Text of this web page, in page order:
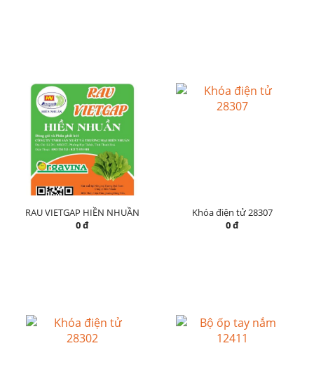
RAU VIETGAP HIỀN NHUẦN
0 đ
Khóa điện tử 28307
0 đ